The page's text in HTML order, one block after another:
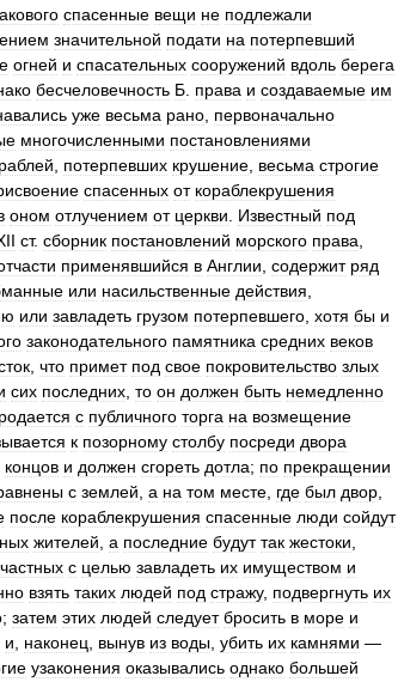
спасенные вещи не подлежали
значительной подати на потерпевший
огней и спасательных сооружений вдоль берега
бесчеловечность Б права и создаваемые им
уже весьма рано первоначально
многочисленными постановлениями
потерпевших крушение весьма строгие
спасенных от кораблекрушения
оном отлучением от церкви Известный под
ст. сборник постановлений морского права
применявшийся в Англии содержит ряд
или насильственные действия
или завладеть грузом потерпевшего хотя бы и
законодательного памятника средних веков
что примет под свое покровительство злых
сих последних то он должен быть немедленно
с публичного торга на возмещение
к позорному столбу посреди двора
концов и должен сгореть дотла; по прекращении
с землей а на том месте где был двор
после кораблекрушения спасенные люди сойдут
жителей а последние будут так жестоки
с целью завладеть их имуществом и
взять таких людей под стражу, подвергнуть их
; затем этих людей следует бросить в море и
и наконец вынув из воды убить их камнями —
узаконения оказывались однако большей